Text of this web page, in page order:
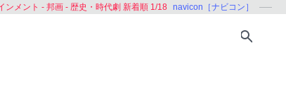
ンメント - 邦画 - 歴史・時代劇 新着順 1/18 navicon［ナビコン］